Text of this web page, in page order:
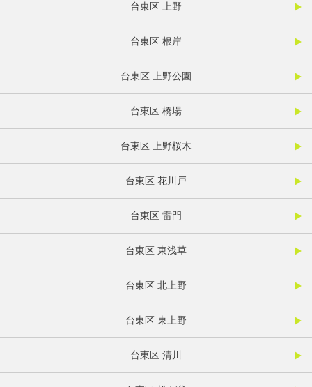
台東区 上野
台東区 根岸
台東区 上野公園
台東区 橋場
台東区 上野桜木
台東区 花川戸
台東区 雷門
台東区 東浅草
台東区 北上野
台東区 東上野
台東区 清川